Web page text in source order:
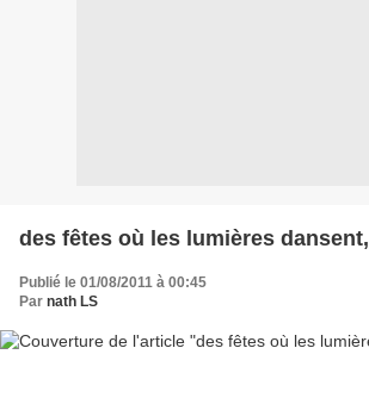
des fêtes où les lumières dansent,
Publié le 01/08/2011 à 00:45
Par nath LS